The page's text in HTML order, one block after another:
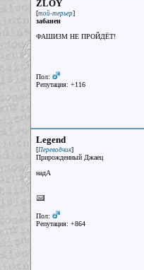
ZLOY
[той-терьер]
забанен
ФАШИЗМ НЕ ПРОЙДЁТ!
Пол:
Репутация: +116
Legend
[Переводчик]
Прирожденный Джаец
надА
Пол:
Репутация: +864